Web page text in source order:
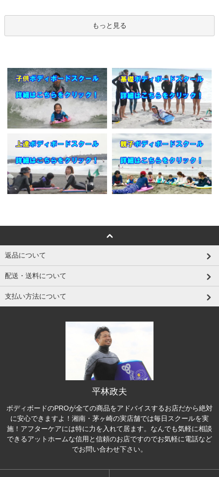
もっと見る
返品について
配送・送料について
支払い方法について
平林政夫
ボディボードのPROが全ての商品をアドバイスするお店だから絶対
に安心できますよ！湘南・茅ヶ崎の実店舗では毎日スクールを実
施！アフターケアには特に力を入れて居ます。なんでも気軽に相談
できるアットホームな信用と信頼のお店ですのでお気軽に電話など
でお問い合わせ下さい。